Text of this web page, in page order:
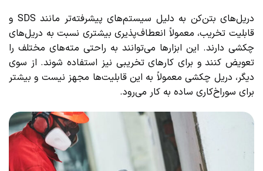
دریل‌های بتن‌کن به دلیل سیستم‌های پیشرفته‌تر مانند SDS و
قابلیت تخریب، معمولاً انعطاف‌پذیری بیشتری نسبت به دریل‌های
چکشی دارند. این ابزارها می‌توانند به راحتی مته‌های مختلف را
تعویض کنند و برای کارهای تخریبی نیز استفاده شوند. از سوی
دیگر، دریل چکشی معمولاً به این قابلیت‌ها مجهز نیست و بیشتر
برای سوراخ‌کاری ساده به کار می‌رود.